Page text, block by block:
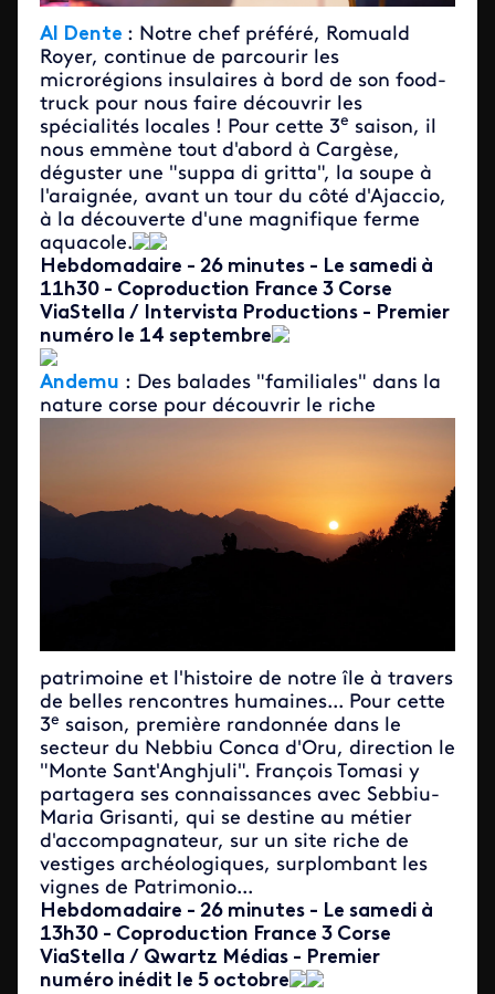
Al Dente : Notre chef préféré, Romuald
Royer, continue de parcourir les
microrégions insulaires à bord de son food-
truck pour nous faire découvrir les
spécialités locales ! Pour cette 3e saison, il
nous emmène tout d'abord à Cargèse,
déguster une "suppa di gritta", la soupe à
l'araignée, avant un tour du côté d'Ajaccio,
à la découverte d'une magnifique ferme
aquacole.
Hebdomadaire - 26 minutes - Le samedi à
11h30 - Coproduction France 3 Corse
ViaStella / Intervista Productions - Premier
numéro le 14 septembre
Andemu : Des balades "familiales" dans la
nature corse pour découvrir le riche
patrimoine et l'histoire de notre île à travers
de belles rencontres humaines... Pour cette
3e saison, première randonnée dans le
secteur du Nebbiu Conca d'Oru, direction le
"Monte Sant'Anghjuli". François Tomasi y
partagera ses connaissances avec Sebbiu-
Maria Grisanti, qui se destine au métier
d'accompagnateur, sur un site riche de
vestiges archéologiques, surplombant les
vignes de Patrimonio...
Hebdomadaire - 26 minutes - Le samedi à
13h30 - Coproduction France 3 Corse
ViaStella / Qwartz Médias - Premier
numéro inédit le 5 octobre